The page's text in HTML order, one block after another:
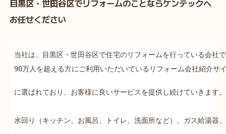
目黒区・世田谷区でリフォームのことならケンテックへ
お任せください
当社は、目黒区・世田谷区で住宅のリフォームを行っている会社
90万人を超える方にご利用いただいているリフォーム会社紹介サ
に選ばれており、お客様に良いサービスを提供し続けていきます。
水回り（キッチン、お風呂、トイレ、洗面所など）、ガス給湯